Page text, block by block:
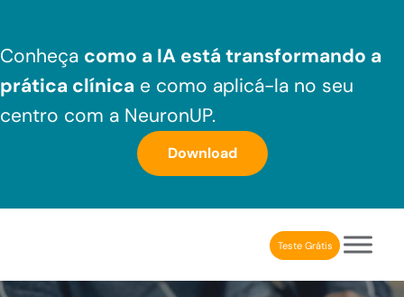
Conheça como a IA está transformando a
prática clínica e como aplicá-la no seu
centro com a NeuronUP.
Download
Aplicativo de estimulação cognitiva para profissionais
Teste Grátis